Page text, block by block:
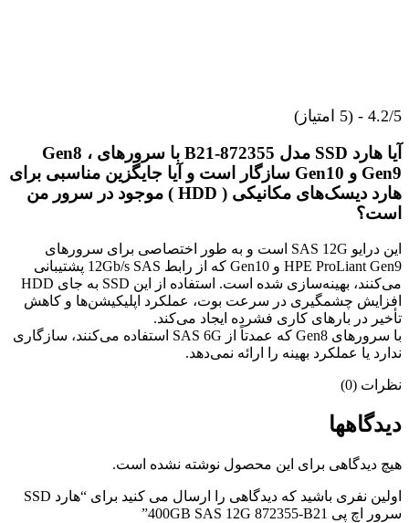
4.2/5 - (5 امتیاز)
آیا هارد SSD مدل 872355-B21 با سرورهای Gen8 ،
Gen9 و Gen10 سازگار است و آیا جایگزین مناسبی برای
هارد دیسک‌های مکانیکی ( HDD ) موجود در سرور من
است؟
این درایو SAS 12G است و به طور اختصاصی برای سرورهای
HPE ProLiant Gen9 و Gen10 که از رابط 12Gb/s SAS پشتیبانی
می‌کنند، بهینه‌سازی شده است. استفاده از این SSD به جای HDD
افزایش چشمگیری در سرعت بوت، عملکرد اپلیکیشن‌ها و کاهش
تأخیر در بارهای کاری فشرده ایجاد می‌کند.
با سرورهای Gen8 که عمدتاً از SAS 6G استفاده می‌کنند، سازگاری
ندارد یا عملکرد بهینه را ارائه نمی‌دهد.
نظرات (0)
دیدگاهها
هیچ دیدگاهی برای این محصول نوشته نشده است.
اولین نفری باشید که دیدگاهی را ارسال می کنید برای “هارد SSD
سرور اچ پی 400GB SAS 12G 872355-B21”